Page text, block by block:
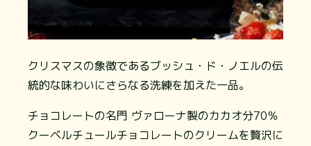
クリスマスの象徴であるブッシュ・ド・ノエルの伝
統的な味わいにさらなる洗練を加えた一品。
チョコレートの名門 ヴァローナ製のカカオ分70％
クーベルチュールチョコレートのクリームを贅沢に